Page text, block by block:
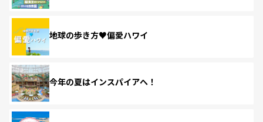
地球の歩き方♥偏愛ハワイ
今年の夏はインスパイアへ！